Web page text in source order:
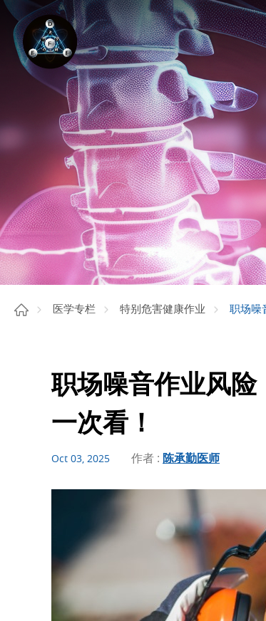
医学专栏 特别危害健康作业 职场噪
职场噪音作业风
一次看！
Oct 03, 2025 作者 : 陈承勤医师